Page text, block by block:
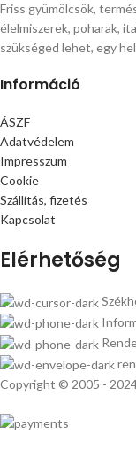
Friss gyümölcsök,
élelmiszerek, poharak,
szükséged lehet, egy
Információ
ÁSZF
Adatvédelem
Impresszum
Cookie
Szállítás, fizetés
Kapcsolat
Elérhetőség
Copyright © 2005 -